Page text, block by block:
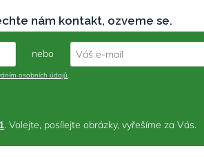
nám kontakt, ozveme se.
nebo Váš e-mail
osobních údajů.
. Volejte, posílejte obrázky, vyřešíme za Vás.